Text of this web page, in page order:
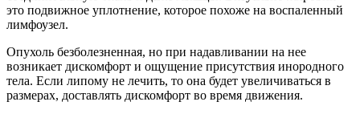
это подвижное уплотнение, которое похоже на воспаленный
лимфоузел.
Опухоль безболезненная, но при надавливании на нее
возникает дискомфорт и ощущение присутствия инородного
тела. Если липому не лечить, то она будет увеличиваться в
размерах, доставлять дискомфорт во время движения.